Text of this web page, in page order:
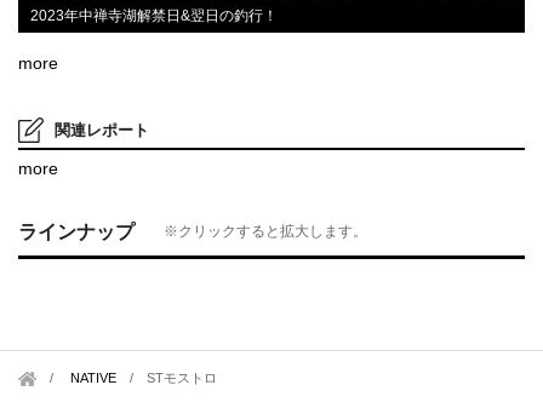
2023年中禅寺湖解禁日&翌日の釣行！
more
関連レポート
more
ラインナップ ※クリックすると拡大します。
NATIVE /STモストロ